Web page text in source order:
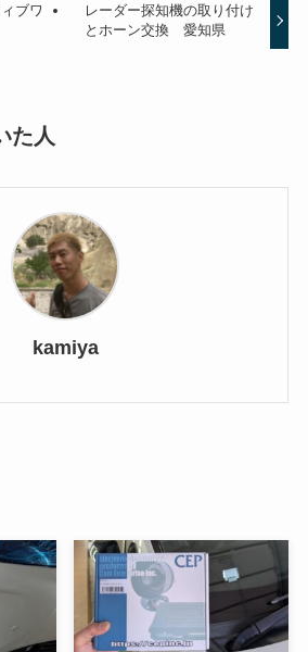
ブワ
レーダー探知機の取り付け
とホーン交換 愛知県
た人
kamiya